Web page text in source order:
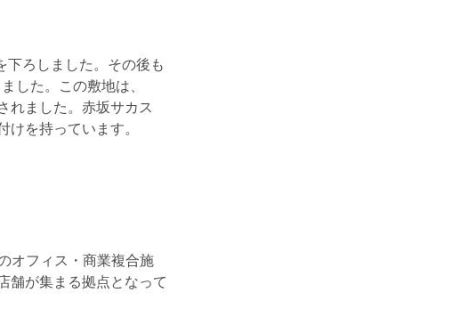
ろしました。その後も
した。この敷地は、
れました。赤坂サカス
を持っています。
オフィス・商業複合施
舗が集まる拠点となって